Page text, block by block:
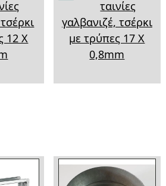
12 Χ
ταινίες
γαλβανιζέ, τσέρκι
με τρύπες 17 Χ
0,8mm